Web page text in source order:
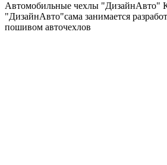
Автомобильные чехлы "ДизайнАвто"
"ДизайнАвто"сама занимается
пошивом авточехлов